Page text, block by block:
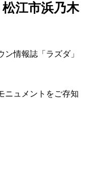
江市浜乃木
情報誌「ラズダ」
ニュメントをご存知